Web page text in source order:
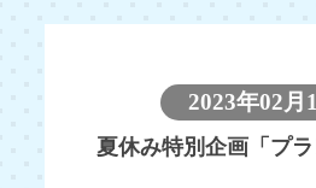
2023年02月
夏休み特別企画「プラ